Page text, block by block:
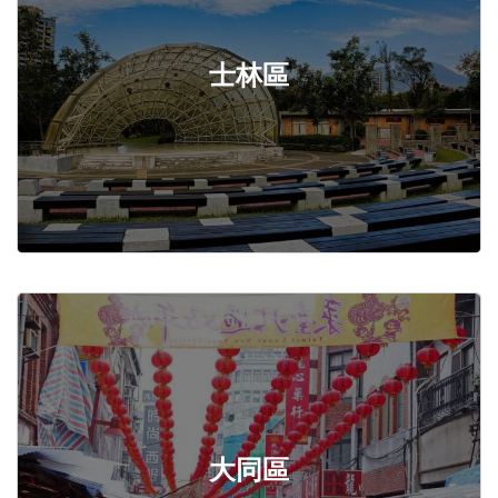
士林區
大同區